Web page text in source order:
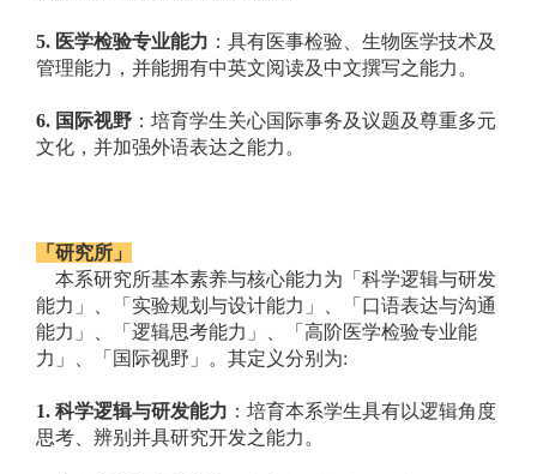
5. 医学检验专业能力 ：具有医事检验、生物医学技术及
管理能力，并能拥有中英文阅读及中文撰写之能力。
6. 国际视野 ：培育学生关心国际事务及议题及尊重多元
文化，并加强外语表达之能力。
「研究所」
本系研究所基本素养与核心能力为「科学逻辑与研发
能力」、「实验规划与设计能力」、「口语表达与沟通
能力」、「逻辑思考能力」、「高阶医学检验专业能
力」、「国际视野」。其定义分别为:
1. 科学逻辑与研发能力 ：培育本系学生具有以逻辑角度
思考、辨别并具研究开发之能力。